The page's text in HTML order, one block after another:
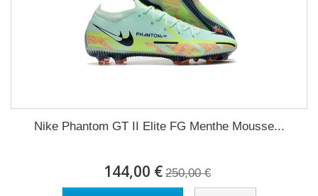
Nike Phantom GT II Elite FG Menthe Mousse...
144,00 € 250,00 €